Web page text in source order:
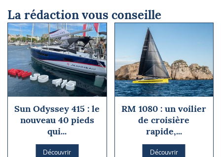
La rédaction vous conseille
Sun Odyssey 415 : le
nouveau 40 pieds
qui...
Découvrir
RM 1080 : un voilier
de croisière
rapide,...
Découvrir